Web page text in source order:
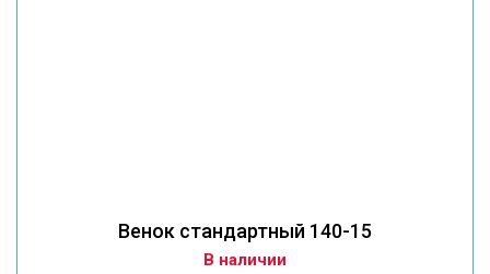
Венок стандартный 140-15
В наличии